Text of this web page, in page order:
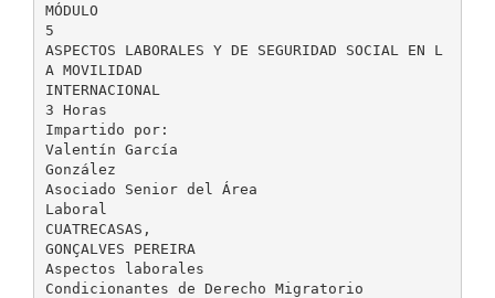
MÓDULO
5
ASPECTOS LABORALES Y DE SEGURIDAD SOCIAL EN L
A MOVILIDAD
INTERNACIONAL
3 Horas
Impartido por:
Valentín García
González
Asociado Senior del Área
Laboral
CUATRECASAS,
GONÇALVES PEREIRA
Aspectos laborales
Condicionantes de Derecho Migratorio